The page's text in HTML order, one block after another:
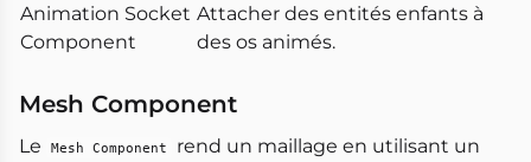
Animation Socket
Component
Attacher des entités enfants à
des os animés.
Mesh Component
Le Mesh Component
rend un maillage en utilisant un